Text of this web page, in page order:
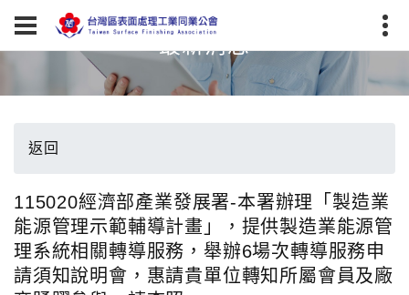
最新消息
返回
115020經濟部產業發展署-本署辦理「製造業
能源管理示範輔導計畫」，提供製造業能源管
理系統相關轉導服務，舉辦6場次轉導服務申
請須知說明會，惠請貴單位轉知所屬會員及廠